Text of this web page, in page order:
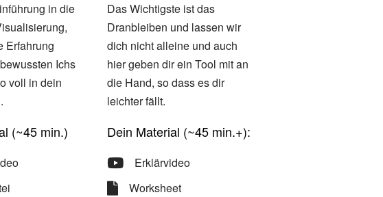
in die
Erfahrung
Ichs
voll in dein
(~45 min.)
Das Wichtigste ist das
Dranbleiben und lassen wir
dich nicht alleine und auch
hier geben dir ein Tool mit an
die Hand, so dass es dir
leichter fällt.
Dein Material (~45 min.+):
Erklärvideo
Worksheet